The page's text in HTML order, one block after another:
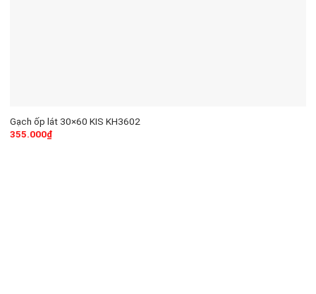
Gạch ốp lát 30×60 KIS KH3602
355.000₫